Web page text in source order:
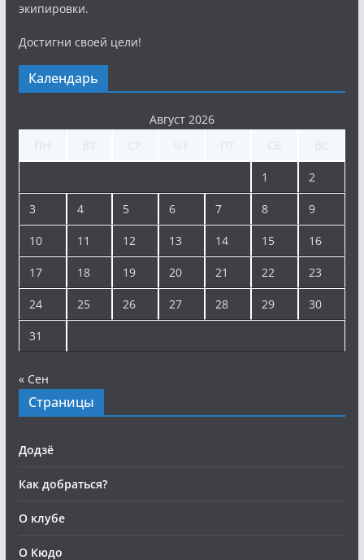
экипировки.
Достигни своей цели!
Календарь
Август 2026
1 2
3 4 5 6 7 8 9
10 11 12 13 14 15 16
17 18 19 20 21 22 23
24 25 26 27 28 29 30
31
« Сен
Страницы
Додзё
Как добраться?
О клубе
О Кюдо